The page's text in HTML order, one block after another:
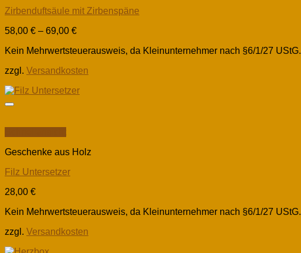
Zirbenduftsäule mit Zirbenspäne
58,00 € – 69,00 €
Kein Mehrwertsteuerausweis, da Kleinunternehmer nach §6/1/27 UStG.
zzgl. Versandkosten
Geschenke aus Holz
Filz Untersetzer
28,00 €
Kein Mehrwertsteuerausweis, da Kleinunternehmer nach §6/1/27 UStG.
zzgl. Versandkosten